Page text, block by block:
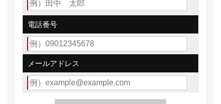
電話番号
メールアドレス